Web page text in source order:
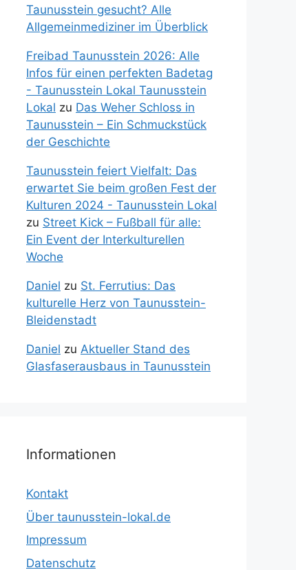
Taunusstein gesucht? Alle
Allgemeinmediziner im Überblick
Freibad Taunusstein 2026: Alle
Infos für einen perfekten Badetag
- Taunusstein Lokal Taunusstein
Lokal zu Das Weher Schloss in
Taunusstein – Ein Schmuckstück
der Geschichte
Taunusstein feiert Vielfalt: Das
erwartet Sie beim großen Fest der
Kulturen 2024 - Taunusstein Lokal
zu Street Kick – Fußball für alle:
Ein Event der Interkulturellen
Woche
Daniel zu St. Ferrutius: Das
kulturelle Herz von Taunusstein-
Bleidenstadt
Daniel zu Aktueller Stand des
Glasfaserausbaus in Taunusstein
Informationen
Kontakt
Über taunusstein-lokal.de
Impressum
Datenschutz